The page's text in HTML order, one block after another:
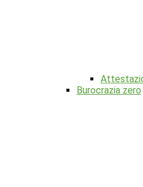
Burocrazia zero